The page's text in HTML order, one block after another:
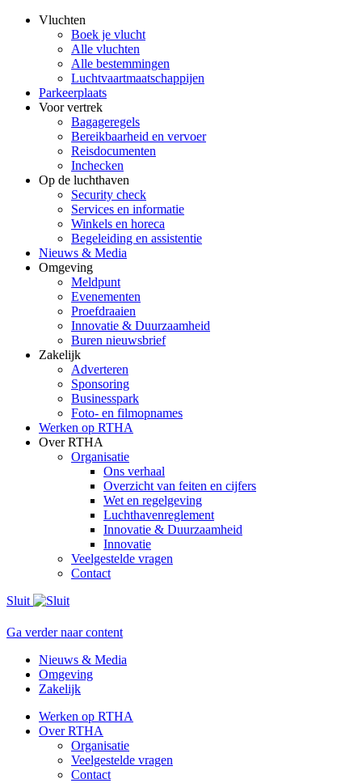
Vluchten
Boek je vlucht
Alle vluchten
Alle bestemmingen
Luchtvaartmaatschappijen
Parkeerplaats
Voor vertrek
Bagageregels
Bereikbaarheid en vervoer
Reisdocumenten
Inchecken
Op de luchthaven
Security check
Services en informatie
Winkels en horeca
Begeleiding en assistentie
Nieuws & Media
Omgeving
Meldpunt
Evenementen
Proefdraaien
Innovatie & Duurzaamheid
Buren nieuwsbrief
Zakelijk
Adverteren
Sponsoring
Businesspark
Foto- en filmopnames
Werken op RTHA
Over RTHA
Organisatie
Ons verhaal
Overzicht van feiten en cijfers
Wet en regelgeving
Luchthavenreglement
Innovatie & Duurzaamheid
Innovatie
Veelgestelde vragen
Contact
Sluit
Ga verder naar content
Nieuws & Media
Omgeving
Zakelijk
Werken op RTHA
Over RTHA
Organisatie
Veelgestelde vragen
Contact